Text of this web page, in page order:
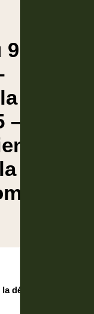
9
loi du
–
défense et la